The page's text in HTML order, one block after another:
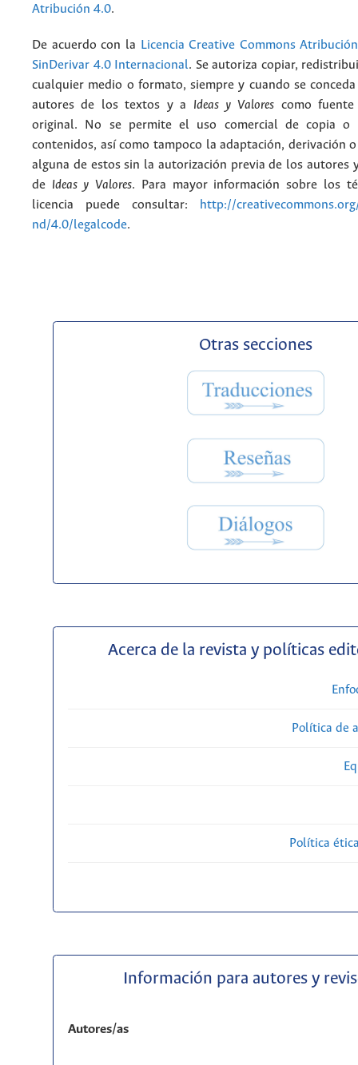
Atribución 4.0.
De acuerdo con la Licencia Creative Commons
SinDerivar 4.0 Internacional. Se autoriza copiar,
cualquier medio o formato, siempre y cuando se
autores de los textos y a Ideas y Valores como
original. No se permite el uso comercial de copia o
contenidos, así como tampoco la adaptación, derivación
alguna de estos sin la autorización previa de los autores
de Ideas y Valores. Para mayor información sobre los
licencia puede consultar:
http://
nd/4.0/legalcode.
Otras secciones
Acerca de la revista y políticas
Política de
Política
Información para autores y
Autores/as